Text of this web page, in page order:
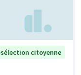
citoyenne